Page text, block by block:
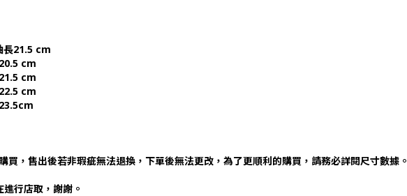
長21.5 cm
cm
cm
cm
買，售出後若非瑕疵無法退換，下單後無法更改，為了更順利的購買，請務必詳閱尺寸數據。
行店取，謝謝。